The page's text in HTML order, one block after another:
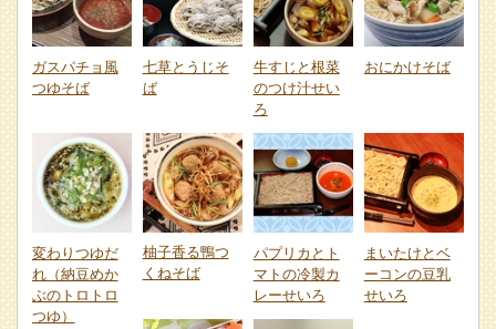
ガスパチョ風
つゆそば
七草とうじそ
ば
牛すじと根菜
のつけ汁せい
ろ
おにかけそば
変わりつゆだ
れ（納豆めか
ぶのトロトロ
つゆ）
柚子香る鴨つ
くねそば
パプリカとト
マトの冷製カ
レーせいろ
まいたけとベ
ーコンの豆乳
せいろ